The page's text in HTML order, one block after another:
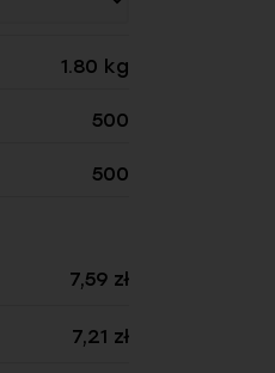
1.80 kg
500
500
7,59 zł
7,21 zł